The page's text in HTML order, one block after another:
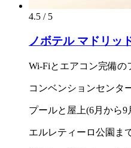
4.5 / 5
ノボテル マドリッ
Wi-Fiとエアコン完備の
コンベンションセンタ
プールと屋上(6月から9
エルレティーロ公園ま